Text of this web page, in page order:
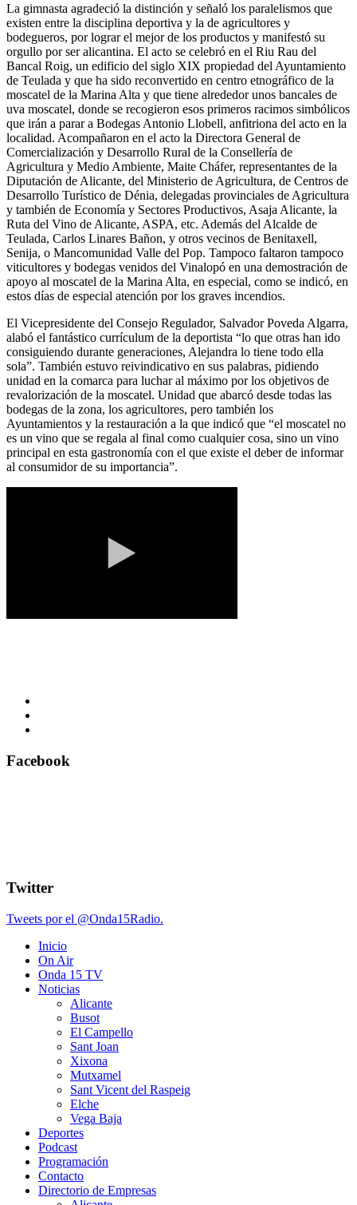
La gimnasta agradeció la distinción y señaló los paralelismos que
existen entre la disciplina deportiva y la de agricultores y
bodegueros, por lograr el mejor de los productos y manifestó su
orgullo por ser alicantina. El acto se celebró en el Riu Rau del
Bancal Roig, un edificio del siglo XIX propiedad del Ayuntamiento
de Teulada y que ha sido reconvertido en centro etnográfico de la
moscatel de la Marina Alta y que tiene alrededor unos bancales de
uva moscatel, donde se recogieron esos primeros racimos simbólicos
que irán a parar a Bodegas Antonio Llobell, anfitriona del acto en la
localidad. Acompañaron en el acto la Directora General de
Comercialización y Desarrollo Rural de la Consellería de
Agricultura y Medio Ambiente, Maite Cháfer, representantes de la
Diputación de Alicante, del Ministerio de Agricultura, de Centros de
Desarrollo Turístico de Dénia, delegadas provinciales de Agricultura
y también de Economía y Sectores Productivos, Asaja Alicante, la
Ruta del Vino de Alicante, ASPA, etc. Además del Alcalde de
Teulada, Carlos Linares Bañon, y otros vecinos de Benitaxell,
Senija, o Mancomunidad Valle del Pop. Tampoco faltaron tampoco
viticultores y bodegas venidos del Vinalopó en una demostración de
apoyo al moscatel de la Marina Alta, en especial, como se indicó, en
estos días de especial atención por los graves incendios.
El Vicepresidente del Consejo Regulador, Salvador Poveda Algarra,
alabó el fantástico currículum de la deportista “lo que otras han ido
consiguiendo durante generaciones, Alejandra lo tiene todo ella
sola”. También estuvo reivindicativo en sus palabras, pidiendo
unidad en la comarca para luchar al máximo por los objetivos de
revalorización de la moscatel. Unidad que abarcó desde todas las
bodegas de la zona, los agricultores, pero también los
Ayuntamientos y la restauración a la que indicó que “el moscatel no
es un vino que se regala al final como cualquier cosa, sino un vino
principal en esta gastronomía con el que existe el deber de informar
al consumidor de su importancia”.
Facebook
Twitter
Tweets por el @Onda15Radio.
Inicio
On Air
Onda 15 TV
Noticias
Alicante
Busot
El Campello
Sant Joan
Xixona
Mutxamel
Sant Vicent del Raspeig
Elche
Vega Baja
Deportes
Podcast
Programación
Contacto
Directorio de Empresas